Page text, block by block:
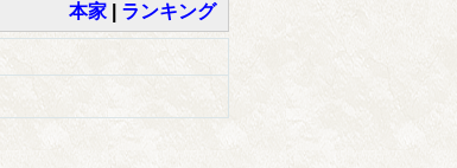
本家 ランキング